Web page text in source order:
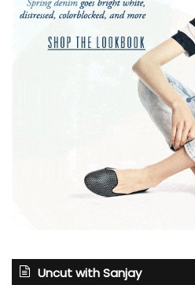
Uncut with Sanjay